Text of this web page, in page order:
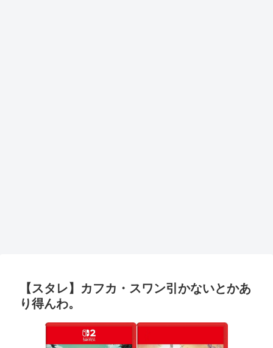
【スタレ】カフカ・スワン引かないとかあ
り得んわ。